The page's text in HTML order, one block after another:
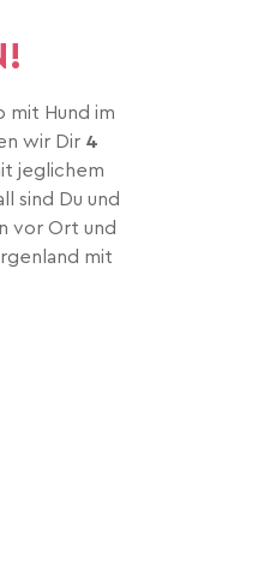
mit Hund im
wir Dir 4
jeglichem
sind Du und
vor Ort und
mit